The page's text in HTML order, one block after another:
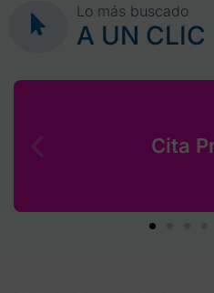
Lo más buscado
A UN CLIC
Cita